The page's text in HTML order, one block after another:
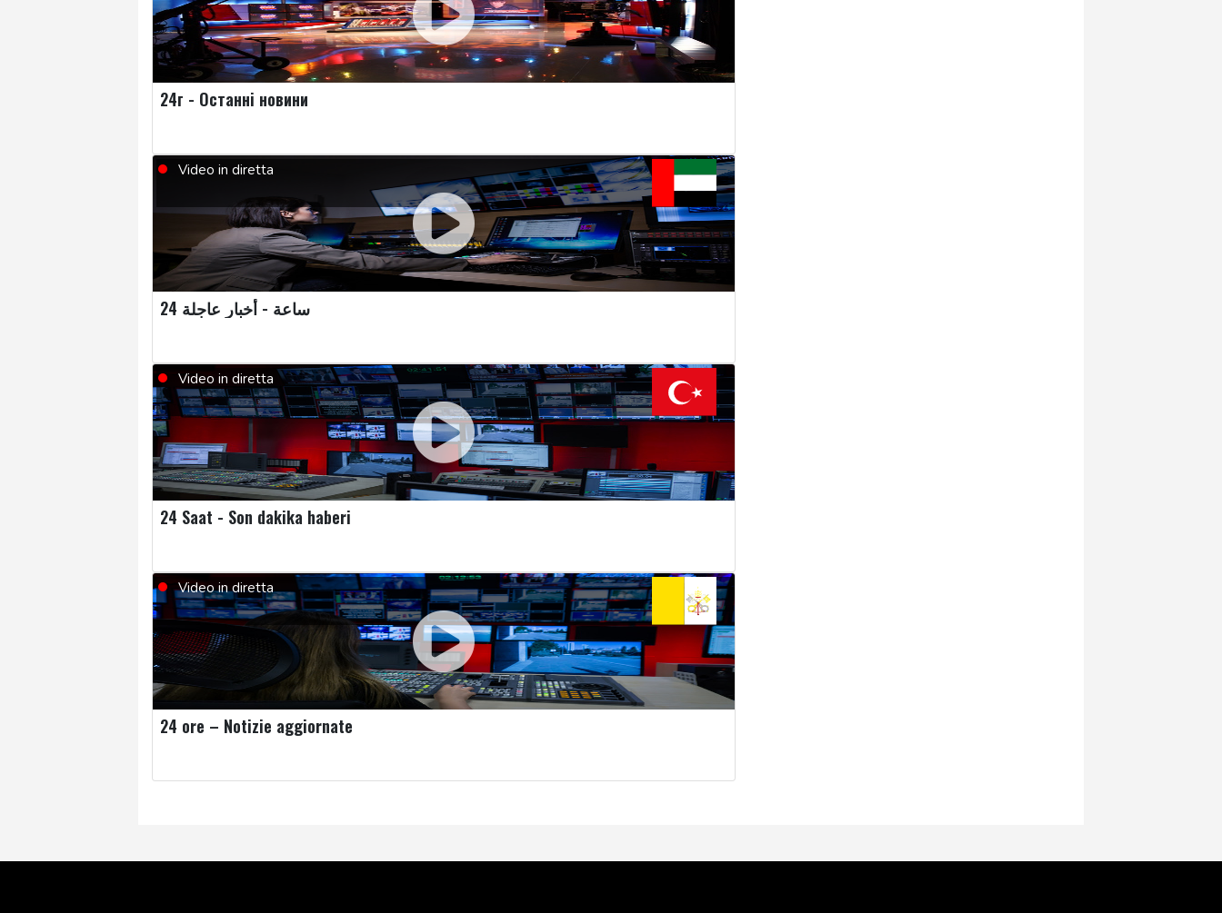
24г - Останні новини
Video in diretta
24 ساعة - أخبار عاجلة
Video in diretta
24 Saat - Son dakika haberi
Video in diretta
24 ore – Notizie aggiornate